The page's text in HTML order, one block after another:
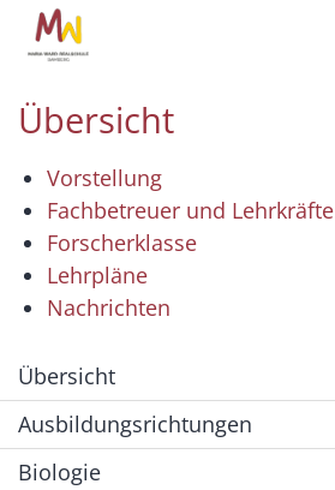
Zum Inhalt springen
Übersicht
Vorstellung
Fachbetreuer und Lehrkräfte
Forscherklasse
Lehrpläne
Nachrichten
Übersicht
Ausbildungsrichtungen
Biologie